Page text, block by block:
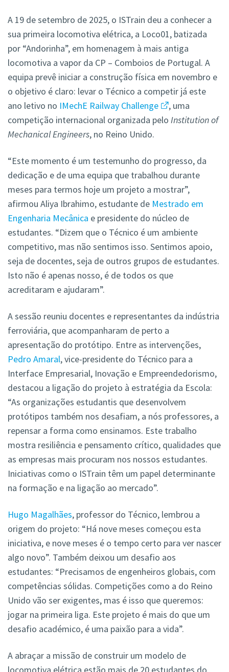
A 19 de setembro de 2025, o ISTrain deu a conhecer a
sua primeira locomotiva elétrica, a Loco01, batizada
por “Andorinha”, em homenagem à mais antiga
locomotiva a vapor da CP – Comboios de Portugal. A
equipa prevê iniciar a construção física em novembro e
o objetivo é claro: levar o Técnico a competir já este
ano letivo no IMechE Railway Challenge
, uma
competição internacional organizada pelo Institution of
Mechanical Engineers, no Reino Unido.
“Este momento é um testemunho do progresso, da
dedicação e de uma equipa que trabalhou durante
meses para termos hoje um projeto a mostrar”,
afirmou Aliya Ibrahimo, estudante de Mestrado em
Engenharia Mecânica e presidente do núcleo de
estudantes. “Dizem que o Técnico é um ambiente
competitivo, mas não sentimos isso. Sentimos apoio,
seja de docentes, seja de outros grupos de estudantes.
Isto não é apenas nosso, é de todos os que
acreditaram e ajudaram”.
A sessão reuniu docentes e representantes da indústria
ferroviária, que acompanharam de perto a
apresentação do protótipo. Entre as intervenções,
Pedro Amaral, vice-presidente do Técnico para a
Interface Empresarial, Inovação e Empreendedorismo,
destacou a ligação do projeto à estratégia da Escola:
“As organizações estudantis que desenvolvem
protótipos também nos desafiam, a nós professores, a
repensar a forma como ensinamos. Este trabalho
mostra resiliência e pensamento crítico, qualidades que
as empresas mais procuram nos nossos estudantes.
Iniciativas como o ISTrain têm um papel determinante
na formação e na ligação ao mercado”.
Hugo Magalhães, professor do Técnico, lembrou a
origem do projeto: “Há nove meses começou esta
iniciativa, e nove meses é o tempo certo para ver nascer
algo novo”. Também deixou um desafio aos
estudantes: “Precisamos de engenheiros globais, com
competências sólidas. Competições como a do Reino
Unido vão ser exigentes, mas é isso que queremos:
jogar na primeira liga. Este projeto é mais do que um
desafio académico, é uma paixão para a vida”.
A abraçar a missão de construir um modelo de